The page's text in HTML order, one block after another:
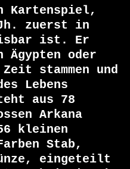
Kartenspiel,
zuerst in
ist. Er
oder
stammen und
Lebens
aus 78
Arkana
kleinen
Stab,
eingeteilt